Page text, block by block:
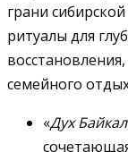
грани
ритуалы для
семейного
«Дух